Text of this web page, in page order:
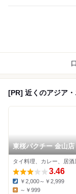
[PR] 近くのアジア
東桜パクチー 金山店
タイ料理、カレー、居酒
3.46
Dinner:
￥2,000～￥2,999
～￥999